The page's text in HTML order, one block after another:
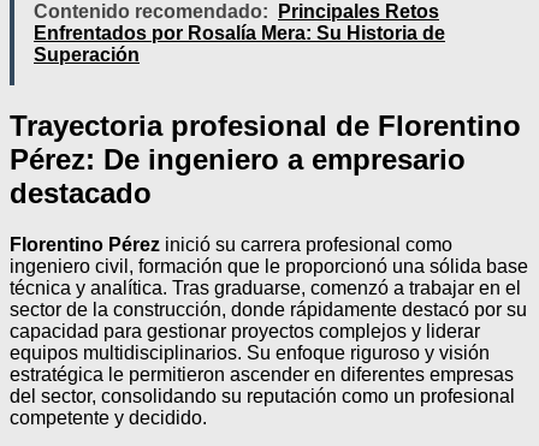
Contenido recomendado:
Principales Retos
Enfrentados por Rosalía Mera: Su Historia de
Superación
Trayectoria profesional de Florentino
Pérez: De ingeniero a empresario
destacado
Florentino Pérez inició su carrera profesional como
ingeniero civil, formación que le proporcionó una sólida base
técnica y analítica. Tras graduarse, comenzó a trabajar en el
sector de la construcción, donde rápidamente destacó por su
capacidad para gestionar proyectos complejos y liderar
equipos multidisciplinarios. Su enfoque riguroso y visión
estratégica le permitieron ascender en diferentes empresas
del sector, consolidando su reputación como un profesional
competente y decidido.